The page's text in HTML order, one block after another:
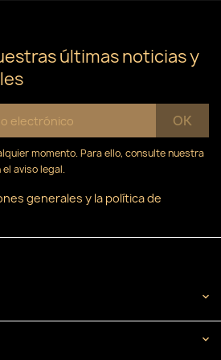
Iniciar sesión
últimas noticias y
momento. Para ello, consulte nuestra
aviso legal.
generales y la política de

